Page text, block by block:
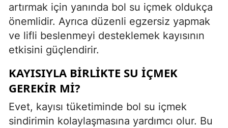
artırmak için yanında bol su içmek oldukça
önemlidir. Ayrıca düzenli egzersiz yapmak
ve lifli beslenmeyi desteklemek kayısının
etkisini güçlendirir.
KAYISIYLA BIRLIKTE SU İÇMEK
GEREKIR MI?
Evet, kayısı tüketiminde bol su içmek
sindirimin kolaylaşmasına yardımcı olur. Bu